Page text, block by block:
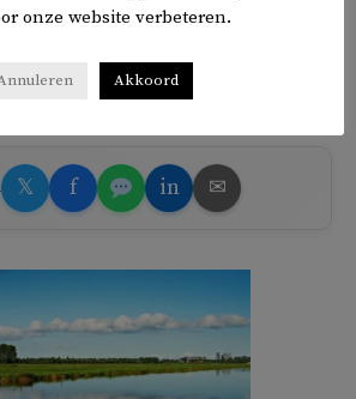
toeschouwers, waaronder Ajax-
𝕏 f in ✉
onze website verbeteren.
Akkoord